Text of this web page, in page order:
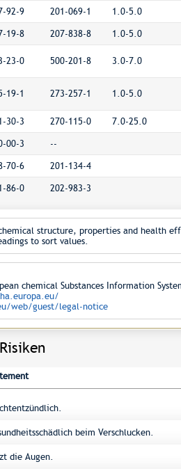
92-9 201-069-1 1.0-5.0
19-8 207-838-8 1.0-5.0
23-0 500-201-8 3.0-7.0
19-1 273-257-1 1.0-5.0
30-3 270-115-0 7.0-25.0
00-3 --
70-6 201-134-4
86-0 202-983-3
structure, properties and health
to sort values.
chemical Substances Information
web/guest/legal-notice
beim Verschlucken.
die Augen.